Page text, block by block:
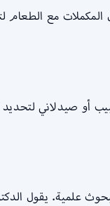
المكملات مع
أو صيدلاني لتحديد
علمية. يقول